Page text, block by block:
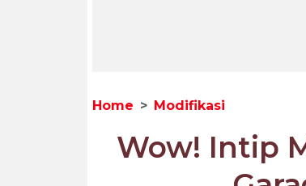
Home Modifikasi
Wow! Intip